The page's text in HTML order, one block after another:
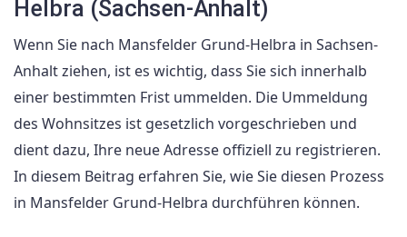
Helbra (Sachsen-Anhalt)
Wenn Sie nach Mansfelder Grund-Helbra in Sachsen-
Anhalt ziehen, ist es wichtig, dass Sie sich innerhalb
einer bestimmten Frist ummelden. Die Ummeldung
des Wohnsitzes ist gesetzlich vorgeschrieben und
dient dazu, Ihre neue Adresse offiziell zu registrieren.
In diesem Beitrag erfahren Sie, wie Sie diesen Prozess
in Mansfelder Grund-Helbra durchführen können.